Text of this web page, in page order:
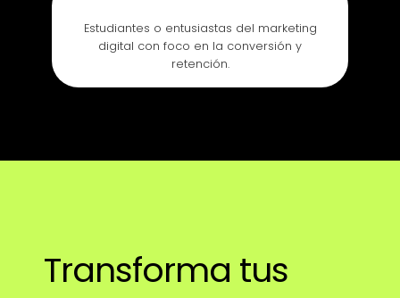
Estudiantes o entusiastas del marketing
digital con foco en la conversión y
retención.
Transforma tus